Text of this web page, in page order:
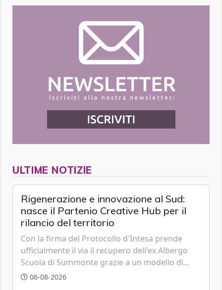
ULTIME NOTIZIE
Rigenerazione e innovazione al Sud:
nasce il Partenio Creative Hub per il
rilancio del territorio
Con la firma del Protocollo d'Intesa prende
ufficialmente il via il recupero dell'ex Albergo
Scuola di Summonte grazie a un modello di
partenariato pubblico-privato e a una rete di
06-08-2026